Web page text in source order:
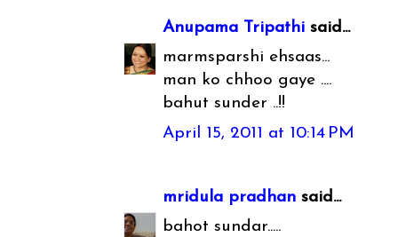
Anupama Tripathi said...
marmsparshi ehsaas...
man ko chhoo gaye ....
bahut sunder ..!!
April 15, 2011 at 10:14 PM
mridula pradhan said...
bahot sundar.....